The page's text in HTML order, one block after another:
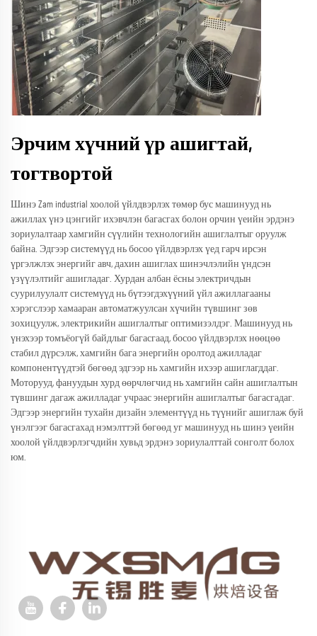
Эрчим хүчний үр ашигтай,
тогтвортой
Шинэ Zam industrial хоолой үйлдвэрлэх төмөр бус машинууд нь
ажиллах үнэ цэнгийг ихэвчлэн багасгах болон орчин үеийн эрдэнэ
зориулалтаар хамгийн сүүлийн технологийн ашиглалтыг оруулж
байна. Эдгээр системүүд нь босоо үйлдвэрлэх үед гарч ирсэн
үргэлжлэх энергийг авч, дахин ашиглах шинэчлэлийн үндсэн
үзүүлэлтийг ашигладаг. Хурдан албан ёсны электричдын
суурилуулалт системүүд нь бүтээгдэхүүний үйл ажиллагааны
хэрэгслээр хамааран автоматжуулсан хүчийн түвшинг зөв
зохицуулж, электрикийн ашиглалтыг оптимизэлдэг. Машинууд нь
үнэхээр томъёогүй байдлыг багасгаад, босоо үйлдвэрлэх нөөцөө
стабил дүрсэлж, хамгийн бага энергийн оролтод ажилладаг
компонентүүдтэй бөгөөд эдгээр нь хамгийн ихээр ашиглагддаг.
Моторууд, фануудын хурд өөрчлөгчид нь хамгийн сайн ашиглалтын
түвшинг дагаж ажилладаг учраас энергийн ашиглалтыг багасгадаг.
Эдгээр энергийн тухайн дизайн элементүүд нь түүнийг ашиглаж буй
үнэлгээг багасгахад нэмэлттэй бөгөөд уг машинууд нь шинэ үеийн
хоолой үйлдвэрлэгчдийн хувьд эрдэнэ зориулалттай сонголт болох
юм.